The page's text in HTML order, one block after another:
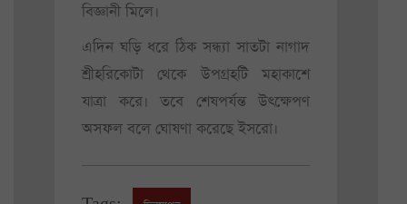
বিজ্ঞানী মিলে।
এদিন ঘড়ি ধরে ঠিক সন্ধ্যা সাতটা নাগাদ
শ্রীহরিকোটা থেকে উপগ্রহটি মহাকাশে
যাত্রা করে। তবে শেষপর্যন্ত উৎক্ষেপণ
অসফল বলে ঘোষণা করেছে ইসরো।